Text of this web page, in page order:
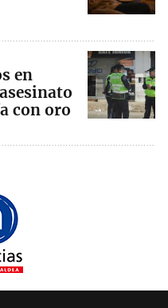
en
con oro